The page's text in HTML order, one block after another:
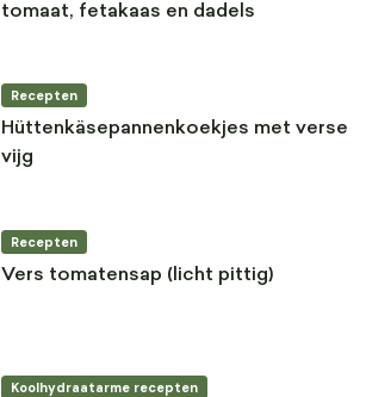
tomaat, fetakaas en dadels
Recepten
Hüttenkäsepannenkoekjes met verse
vijg
Recepten
Vers tomatensap (licht pittig)
Koolhydraatarme recepten